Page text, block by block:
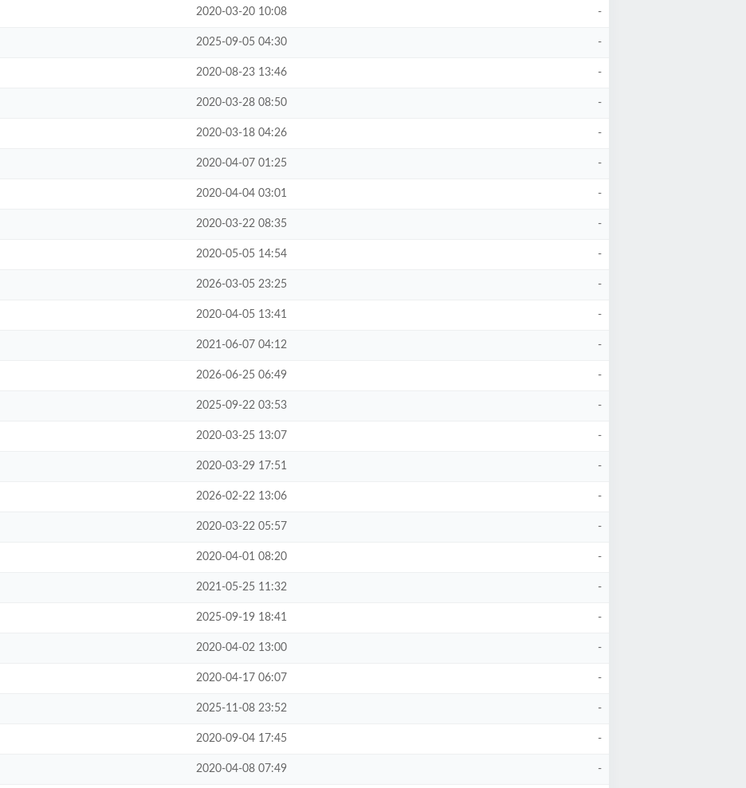
2020-03-20 10:08 -
2025-09-05 04:30 -
2020-08-23 13:46 -
2020-03-28 08:50 -
2020-03-18 04:26 -
2020-04-07 01:25 -
2020-04-04 03:01 -
2020-03-22 08:35 -
2020-05-05 14:54 -
2026-03-05 23:25 -
2020-04-05 13:41 -
2021-06-07 04:12 -
2026-06-25 06:49 -
2025-09-22 03:53 -
2020-03-25 13:07 -
2020-03-29 17:51 -
2026-02-22 13:06 -
2020-03-22 05:57 -
2020-04-01 08:20 -
2021-05-25 11:32 -
2025-09-19 18:41 -
2020-04-02 13:00 -
2020-04-17 06:07 -
2025-11-08 23:52 -
2020-09-04 17:45 -
2020-04-08 07:49 -